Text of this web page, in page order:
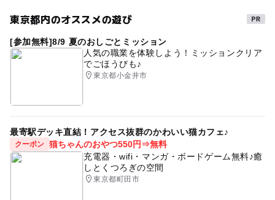
予約/応募
タグ
マルシェ 農業 トマト 食
親子 食育
東京都内のオススメの遊び
[参加無料]8/9 夏のおしごとミッション
人気の職業を体験しよう！ミッションクリア
でごほうびも♪
東京都小金井市
最寄駅デッキ直結！アクセス抜群のかわいい猫カフェ♪
クーポン 猫ちゃんのおやつ550円⇒無料
充電器・wifi・マンガ・ボードゲーム無料♪癒
しとくつろぎの空間
東京都町田市